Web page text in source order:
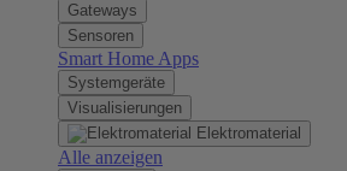
Gateways
Sensoren
Smart Home Apps
Systemgeräte
Visualisierungen
Elektromaterial
Alle anzeigen